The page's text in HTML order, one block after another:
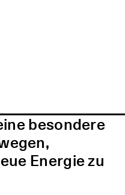
besondere
Energie zu